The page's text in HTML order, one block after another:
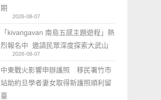
期
2026-08-07
「kivangavan 南島五感主題遊程」熱
烈報名中 邀請民眾深度探索大武山
2026-08-07
中東戰火影響申辦護照 移民署竹市
站助約旦學者妻女取得新護照順利留
臺